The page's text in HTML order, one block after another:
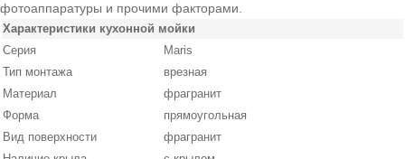
фотоаппаратуры и прочими факторами.
Характеристики кухонной мойки
Серия
Maris
Тип монтажа
врезная
Материал
фрагранит
Форма
прямоугольная
Вид поверхности
фрагранит